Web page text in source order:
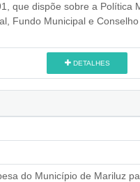
que dispõe sobre a Política
Fundo Municipal e
DETALHES
do Município de Mariluz